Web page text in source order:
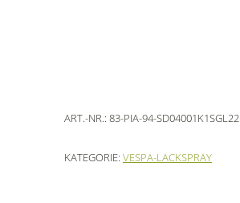
ART.-NR.: 83-PIA-94-SD04001K1SGL22
KATEGORIE: VESPA-LACKSPRAY